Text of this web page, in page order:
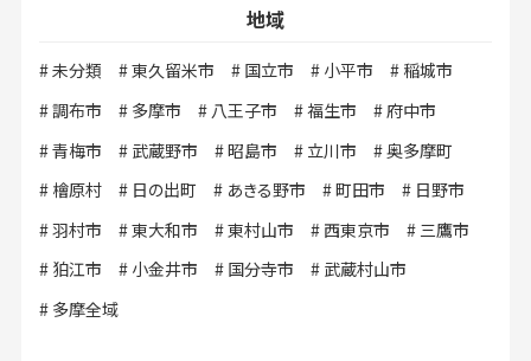
地域
未分類 東久留米市 国立市 小平市
稲城市
調布市
多摩市 八王子市 福生市
府中市
青梅市
武蔵野市 昭島市 立川市
奥多摩町
檜原村
日の出町 あきる野市 町田市
日野市
羽村市
東大和市 東村山市 西東京市
三鷹市
狛江市
小金井市 国分寺市
武蔵村山市
多摩全域